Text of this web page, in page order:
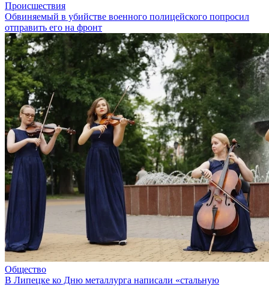
Происшествия
Обвиняемый в убийстве военного полицейского попросил
отправить его на фронт
Общество
В Липецке ко Дню металлурга написали «стальную